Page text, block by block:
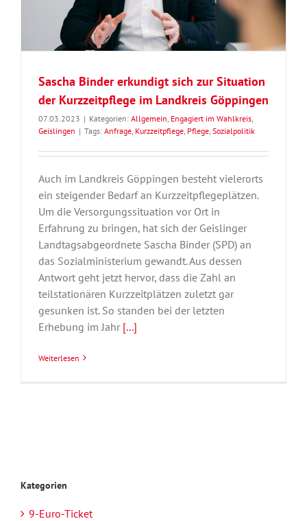
Sascha Binder erkundigt sich zur Situation
der Kurzzeitpflege im Landkreis Göppingen
07.03.2023 | Kategorien: Allgemein Engagiert im Wahlkreis
Geislingen | Tags: Anfrage Kurzzeitpflege Pflege Sozialpolitik
Auch im Landkreis Göppingen besteht vielerorts
ein steigender Bedarf an Kurzzeitpflegeplätzen.
Um die Versorgungssituation vor Ort in
Erfahrung zu bringen, hat sich der Geislinger
Landtagsabgeordnete Sascha Binder (SPD) an
das Sozialministerium gewandt. Aus dessen
Antwort geht jetzt hervor, dass die Zahl an
teilstationären Kurzzeitplätzen zuletzt gar
gesunken ist. So standen bei der letzten
Erhebung im Jahr [...]
Weiterlesen
Kategorien
9-Euro-Ticket